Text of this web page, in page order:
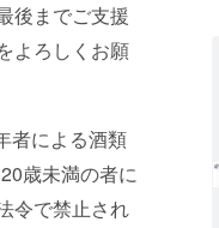
後までご支援
よろしくお願
者による酒類
歳未満の者に
令で禁止され